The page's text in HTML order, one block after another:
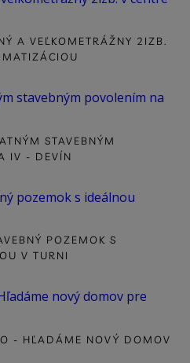
A VEĽKOMETRÁŽNY 2IZB.
STAVEBNÝM
IV - DEVÍN
POZEMOK S
V TURNI
- HĽADÁME NOVÝ DOMOV